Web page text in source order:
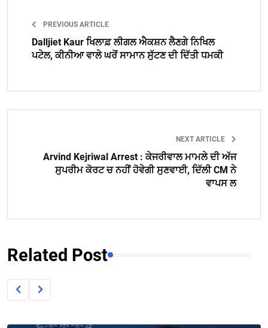
PREVIOUS ARTICLE
Dalljiet Kaur ਖਿਲਾਫ਼ ਲੀਗਲ ਐਕਸ਼ਨ ਲੈਣਗੇ ਨਿਖਿਲ
ਪਟੇਲ, ਕੀਨੀਆ ਵਾਲੇ ਘਰੋਂ ਸਾਮਾਨ ਸੁੱਟਣ ਦੀ ਦਿੱਤੀ ਧਮਕੀ
NEXT ARTICLE
Arvind Kejriwal Arrest : ਕੇਜਰੀਵਾਲ ਮਾਮਲੇ ਦੀ ਅੱਜ
ਸੁਪਰੀਮ ਕੋਰਟ ਚ ਨਹੀਂ ਹੋਵੇਗੀ ਸੁਣਵਾਈ, ਦਿੱਲੀ CM ਨੇ
ਵਾਪਸ ਲ
Related Post